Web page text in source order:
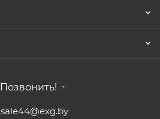
Позвонить!
sale44@exg.by